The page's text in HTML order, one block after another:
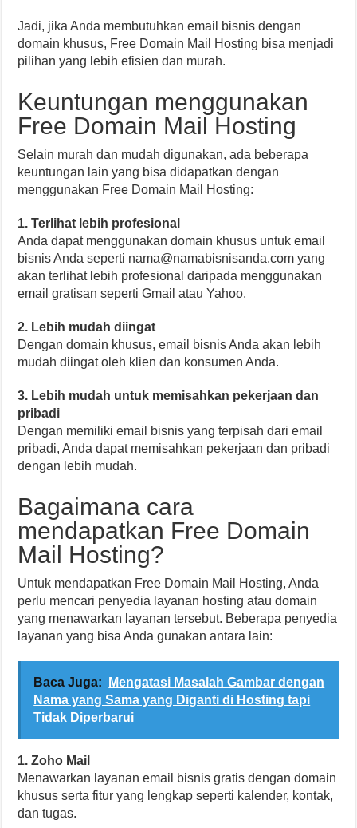
Jadi, jika Anda membutuhkan email bisnis dengan
domain khusus, Free Domain Mail Hosting bisa menjadi
pilihan yang lebih efisien dan murah.
Keuntungan menggunakan
Free Domain Mail Hosting
Selain murah dan mudah digunakan, ada beberapa
keuntungan lain yang bisa didapatkan dengan
menggunakan Free Domain Mail Hosting:
1. Terlihat lebih profesional
Anda dapat menggunakan domain khusus untuk email
bisnis Anda seperti nama@namabisnisanda.com yang
akan terlihat lebih profesional daripada menggunakan
email gratisan seperti Gmail atau Yahoo.
2. Lebih mudah diingat
Dengan domain khusus, email bisnis Anda akan lebih
mudah diingat oleh klien dan konsumen Anda.
3. Lebih mudah untuk memisahkan pekerjaan dan
pribadi
Dengan memiliki email bisnis yang terpisah dari email
pribadi, Anda dapat memisahkan pekerjaan dan pribadi
dengan lebih mudah.
Bagaimana cara
mendapatkan Free Domain
Mail Hosting?
Untuk mendapatkan Free Domain Mail Hosting, Anda
perlu mencari penyedia layanan hosting atau domain
yang menawarkan layanan tersebut. Beberapa penyedia
layanan yang bisa Anda gunakan antara lain:
Baca Juga:
Mengatasi Masalah Gambar dengan
Nama yang Sama yang Diganti di Hosting tapi
Tidak Diperbarui
1. Zoho Mail
Menawarkan layanan email bisnis gratis dengan domain
khusus serta fitur yang lengkap seperti kalender, kontak,
dan tugas.